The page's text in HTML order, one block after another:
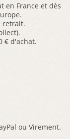
en France et dès
retrait.
€ d'achat.
ou Virement.